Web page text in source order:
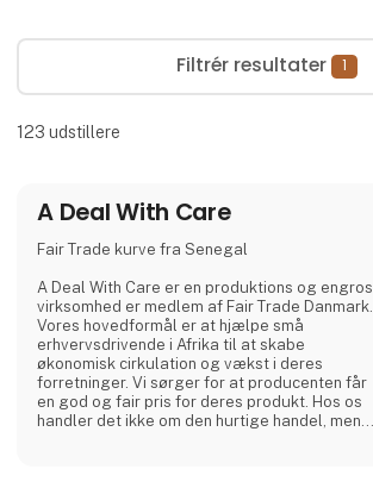
Filtrér resultater 1
123 udstillere
A Deal With Care
Fair Trade kurve fra Senegal
A Deal With Care er en produktions og engros
virksomhed er medlem af Fair Trade Danmark.
Vores hovedformål er at hjælpe små
erhvervsdrivende i Afrika til at skabe
økonomisk cirkulation og vækst i deres
forretninger. Vi sørger for at producenten får
en god og fair pris for deres produkt. Hos os
handler det ikke om den hurtige handel, men